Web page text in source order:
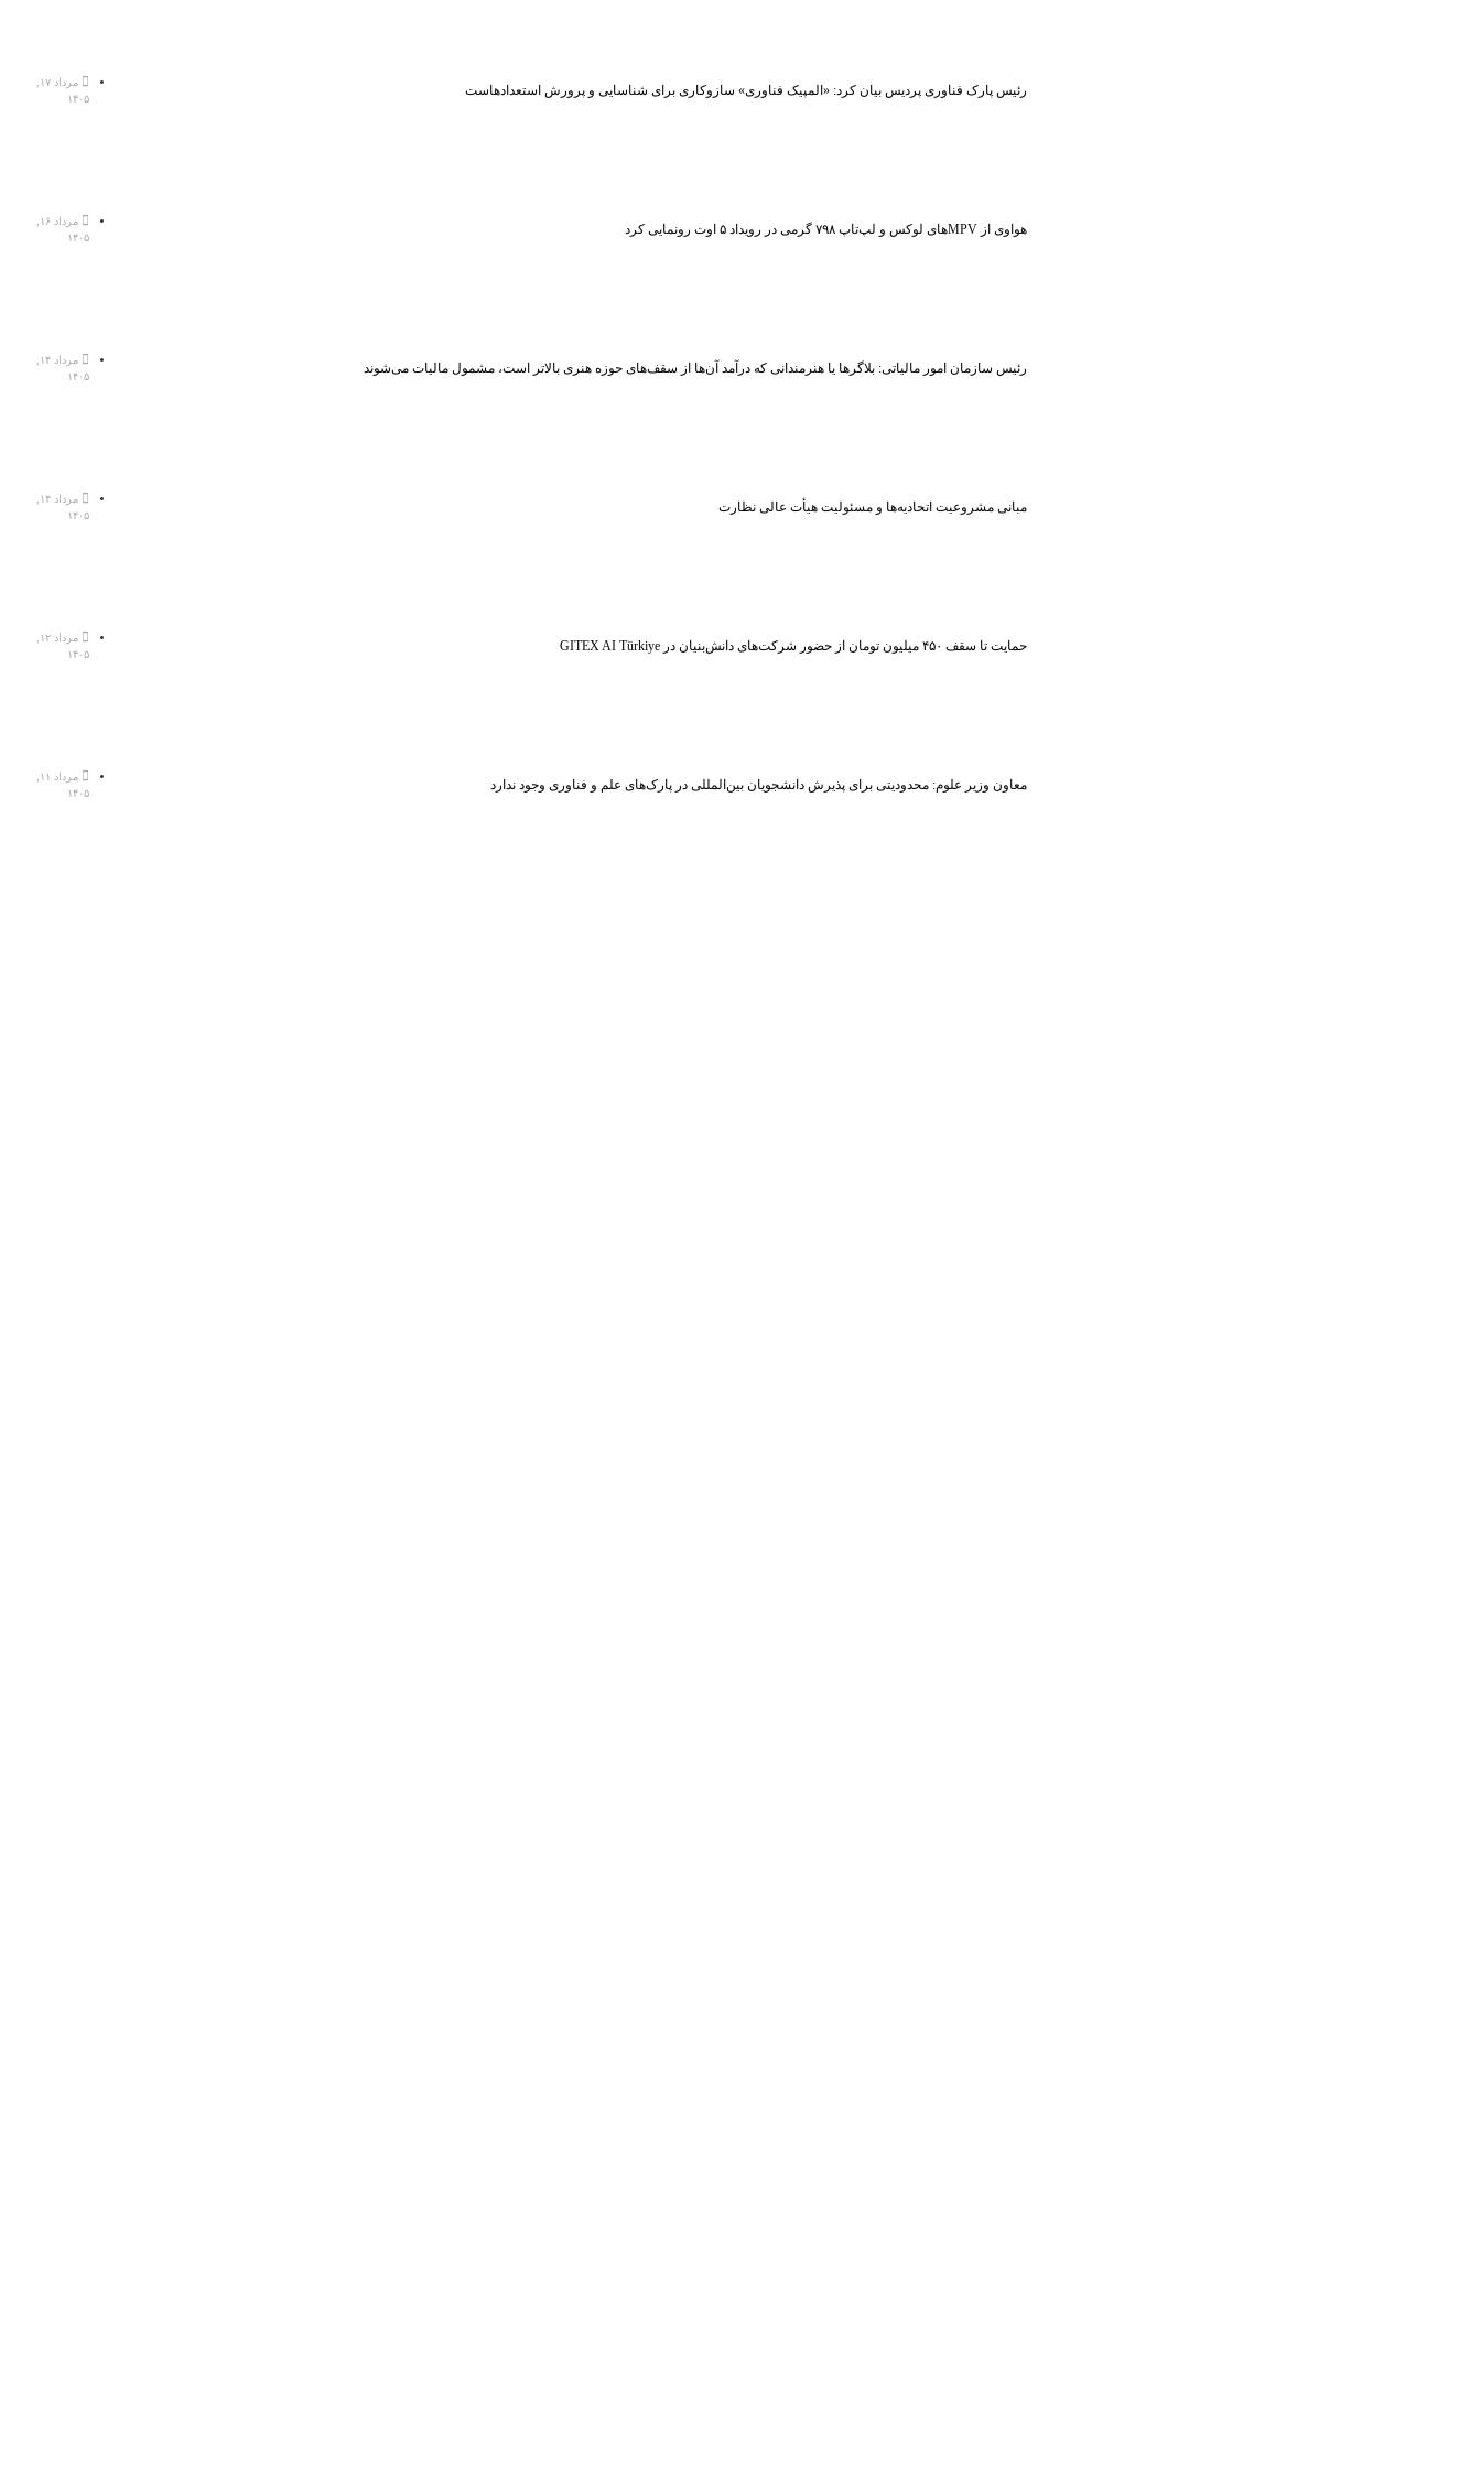
رئیس پارک فناوری پردیس بیان کرد: «المپیک فناوری» سازوکاری برای شناسایی و پرورش استعدادهاست
۱۴۰۵
هواوی از MPVهای لوکس و لپ‌تاپ ۷۹۸ گرمی در رویداد ۵ اوت رونمایی کرد
۱۴۰۵
رئیس سازمان امور مالیاتی: بلاگر‌ها یا هنرمندانی که درآمد آن‌ها از سقف‌های حوزه هنری بالاتر است، مشمول مالیات می‌شوند
۱۴۰۵
مبانی مشروعیت اتحادیه‌ها و مسئولیت هیأت عالی نظارت
۱۴۰۵
حمایت تا سقف ۴۵۰ میلیون تومان از حضور شرکت‌های دانش‌بنیان در GITEX AI Türkiye
۱۴۰۵
معاون وزیر علوم: محدودیتی برای پذیرش دانشجویان بین‌المللی در پارک‌های علم و فناوری وجود ندارد
۱۴۰۵